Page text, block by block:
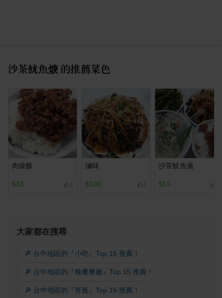
沙茶魷魚焿 的推薦菜色
肉燥飯
$35
滷味
$100
沙茶魷魚羹
$55
大家都在搜尋
🔎 台中地區的『小吃』Top 15 推薦！
🔎 台中地區的『晚餐餐廳』Top 15 推薦！
🔎 台中地區的『宵夜』Top 15 推薦！